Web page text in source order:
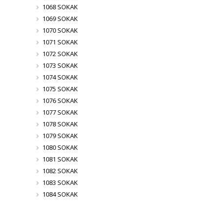
1068 SOKAK
1069 SOKAK
1070 SOKAK
1071 SOKAK
1072 SOKAK
1073 SOKAK
1074 SOKAK
1075 SOKAK
1076 SOKAK
1077 SOKAK
1078 SOKAK
1079 SOKAK
1080 SOKAK
1081 SOKAK
1082 SOKAK
1083 SOKAK
1084 SOKAK